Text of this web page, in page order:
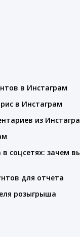
в Инстаграм
в Инстаграм
из
в соцсетях: зачем
для отчета
розыгрыша